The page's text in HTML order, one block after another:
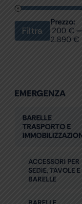
Prezzo
Min
Prezzo
Max
Filtra
Prezzo:
200 €—
2.890 €
EMERGENZA
BARELLE
TRASPORTO E
ACCESSORI PER
SEDIE, TAVOLE E
BARELLE